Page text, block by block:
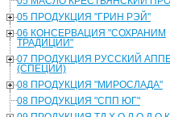
05 ПРОДУКЦИЯ "ГРИН РЭЙ"
06 КОНСЕРВАЦИЯ "СОХРАНИМ
ТРАДИЦИИ"
07 ПРОДУКЦИЯ РУССКИЙ
(СПЕЦИИ)
08 ПРОДУКЦИЯ "МИРОСЛАДА"
08 ПРОДУКЦИЯ "СПП ЮГ"